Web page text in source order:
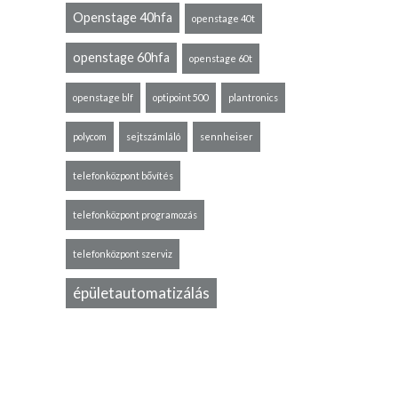
Openstage 40hfa openstage 40t
openstage 60hfa openstage 60t
openstage blf optipoint 500 plantronics
polycom sejtszámláló sennheiser
telefonközpont bővítés
telefonközpont programozás
telefonközpont szerviz
épületautomatizálás